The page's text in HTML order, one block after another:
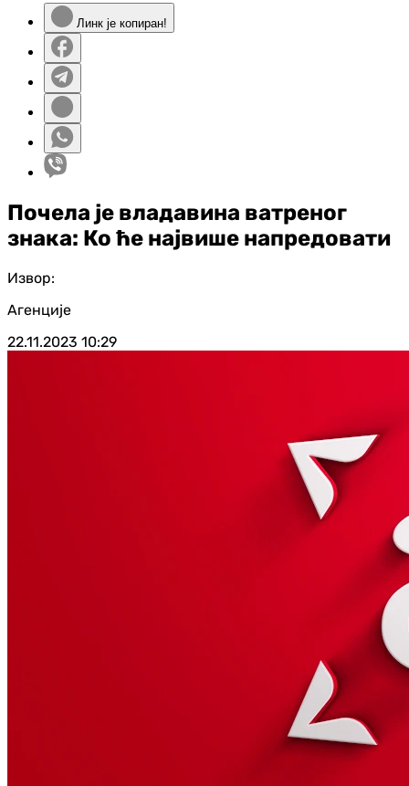
Линк је копиран!
Почела је владавина ватреног
знака: Ко ће највише напредовати
Извор:
Агенције
22.11.2023 10:29